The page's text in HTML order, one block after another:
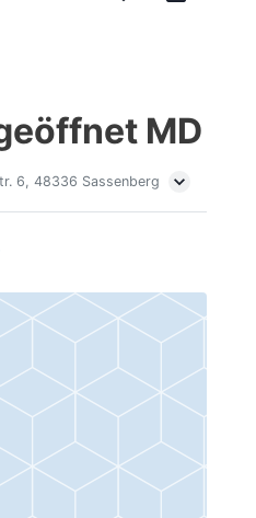
MD
6, 48336 Sassenberg